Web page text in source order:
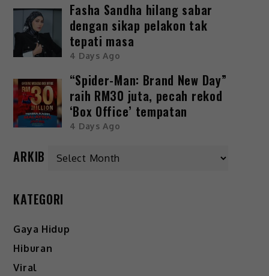
Fasha Sandha hilang sabar
dengan sikap pelakon tak
tepati masa
4 Days Ago
“Spider-Man: Brand New Day”
raih RM30 juta, pecah rekod
‘Box Office’ tempatan
4 Days Ago
ARKIB
KATEGORI
Gaya Hidup
Hiburan
Viral